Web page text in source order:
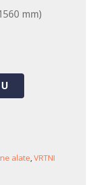
mm)
alate,VRTNI